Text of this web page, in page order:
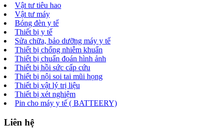
Vật tư tiêu hao
Vật tư máy
Bóng đèn y tế
Thiết bị y tế
Sửa chữa, bảo dưỡng máy y tế
Thiết bị chống nhiễm khuẩn
Thiết bị chuẩn đoán hình ảnh
Thiết bị hồi sức cấp cứu
Thiết bị nội soi tai mũi họng
Thiết bị vật lý trị liệu
Thiết bị xét nghiệm
Pin cho máy y tế ( BATTEERY)
Liên hệ